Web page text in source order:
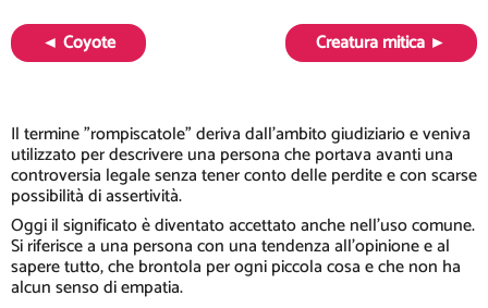
◄ Coyote
Creatura mitica ►
Il termine "rompiscatole" deriva dall'ambito giudiziario e veniva
utilizzato per descrivere una persona che portava avanti una
controversia legale senza tener conto delle perdite e con scarse
possibilità di assertività.
Oggi il significato è diventato accettato anche nell'uso comune.
Si riferisce a una persona con una tendenza all'opinione e al
sapere tutto, che brontola per ogni piccola cosa e che non ha
alcun senso di empatia.